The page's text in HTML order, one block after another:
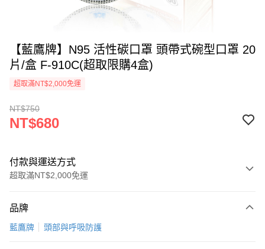
【藍鷹牌】N95 活性碳口罩 頭帶式碗型口罩 20
片/盒 F-910C(超取限購4盒)
超取滿NT$2,000免運
NT$750
NT$680
付款與運送方式
超取滿NT$2,000免運
信用卡一次付款
品牌
藍鷹牌 頭部與呼吸防護